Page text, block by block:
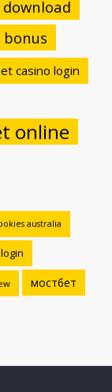
casino login
online
australia
мостбет